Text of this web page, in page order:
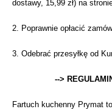
dostawy, 15,99 zł) na
2. Poprawnie opłacić
3. Odebrać przesyłkę od
-->
Fartuch kuchenny Prymat